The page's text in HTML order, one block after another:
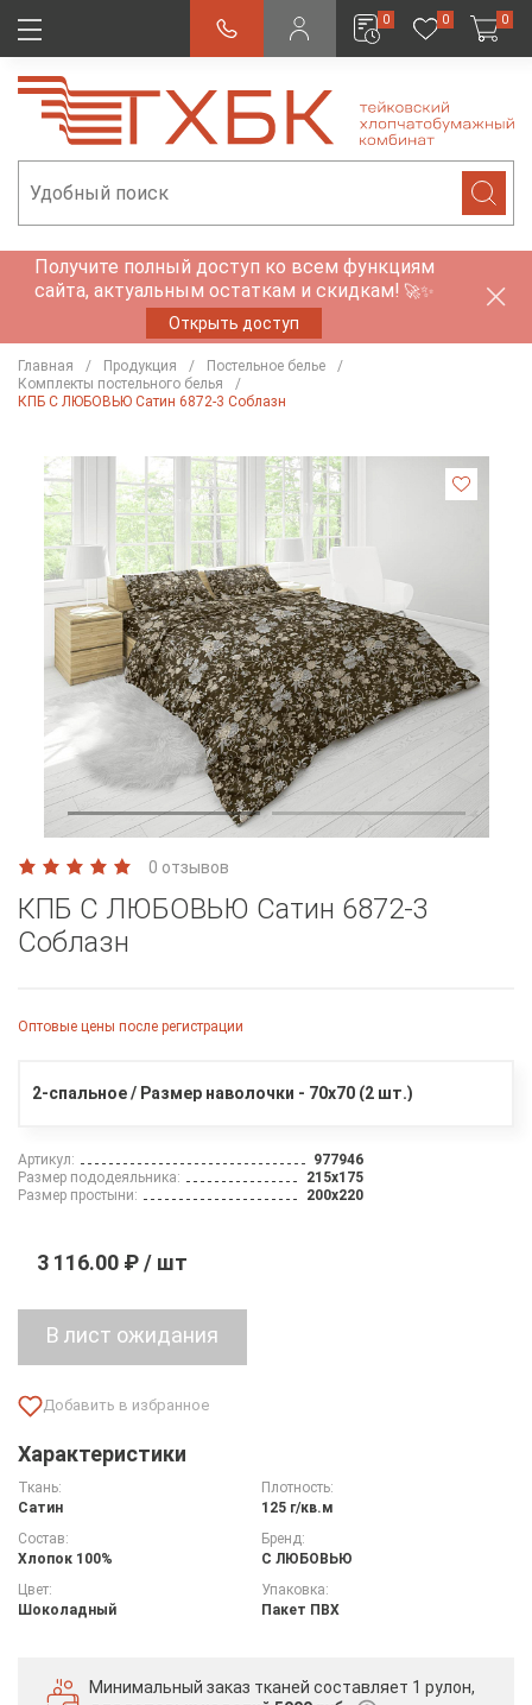
0 0 0
Получите полный доступ ко всем функциям
сайта, актуальным остаткам и скидкам! 🚀✨
Открыть доступ
Главная Продукция
Постельное белье
Комплекты постельного белья
КПБ С ЛЮБОВЬЮ Сатин 6872-3 Соблазн
0 отзывов
КПБ С ЛЮБОВЬЮ Сатин 6872-3
Соблазн
Оптовые цены после регистрации
2-спальное / Размер наволочки - 70х70 (2 шт.)
Артикул:
977946
Размер пододеяльника:
215х175
Размер простыни:
200х220
3 116.00 ₽ / шт
Характеристики
Ткань:
Сатин
Плотность:
125 г/кв.м
Состав:
Хлопок 100%
Бренд:
С ЛЮБОВЬЮ
Цвет:
Шоколадный
Упаковка:
Пакет ПВХ
Минимальный заказ тканей составляет 1 рулон,